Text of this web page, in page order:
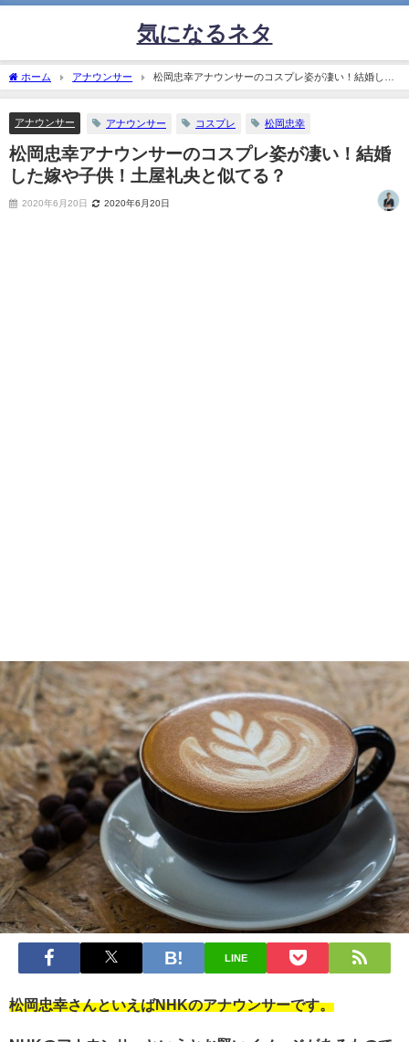
気になるネタ
ホーム アナウンサー
松岡忠幸アナウンサーのコスプレ姿が凄い！結婚した
嫁や子供！土屋礼央と似てる？
アナウンサー アナウンサー コスプレ 松岡忠幸
松岡忠幸アナウンサーのコスプレ姿が凄い！結婚
した嫁や子供！土屋礼央と似てる？
2020年6月20日 2020年6月20日
LINE
松岡忠幸さんといえばNHKのアナウンサーです。